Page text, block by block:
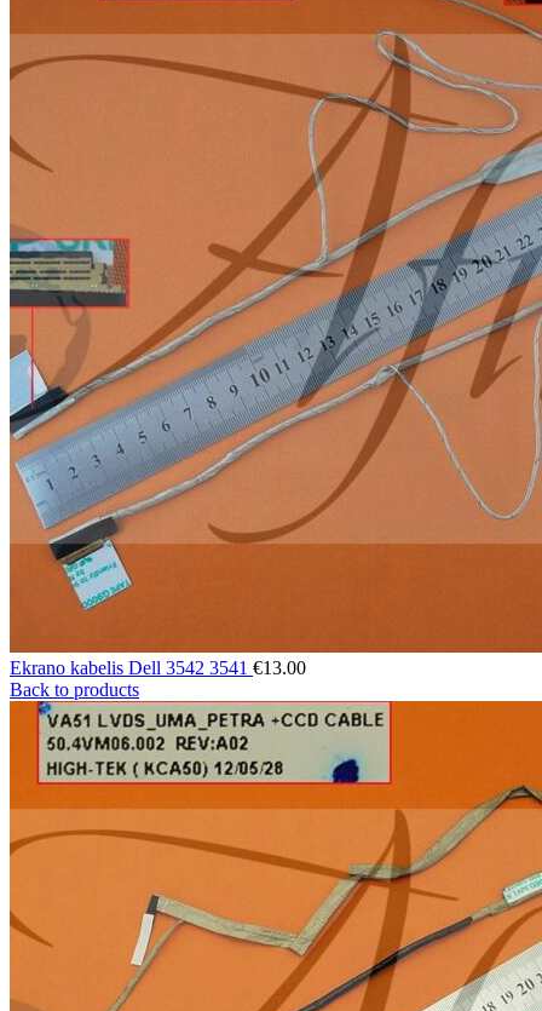
Ekrano kabelis Dell 3542 3541 €13.00
Back to products